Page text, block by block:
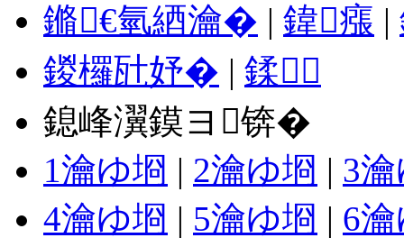
鏅€氫綇瀹� | 鍏瘬 |
鍐欏瓧妤� | 鍒
鎴峰瀷鏌ヨ锛�
1瀹ゆ埛 | 2瀹ゆ埛 | 3
4瀹ゆ埛 | 5瀹ゆ埛 | 6